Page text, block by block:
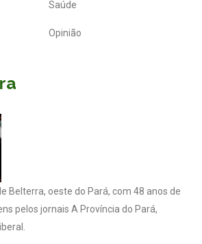
Saúde
Opinião
Belterra, oeste do Pará, com 48 anos de
pelos jornais A Província do Pará,